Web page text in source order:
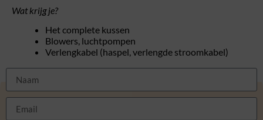
Wat krijg je?
Het complete kussen
Blowers, luchtpompen
Verlengkabel (haspel, verlengde stroomkabel)